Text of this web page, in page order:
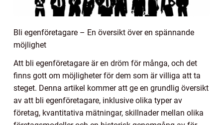
Bli egenföretagare – En översikt över en spännande
möjlighet
Att bli egenföretagare är en dröm för många, och det
finns gott om möjligheter för dem som är villiga att ta
steget. Denna artikel kommer att ge en grundlig översikt
av att bli egenföretagare, inklusive olika typer av
företag, kvantitativa mätningar, skillnader mellan olika